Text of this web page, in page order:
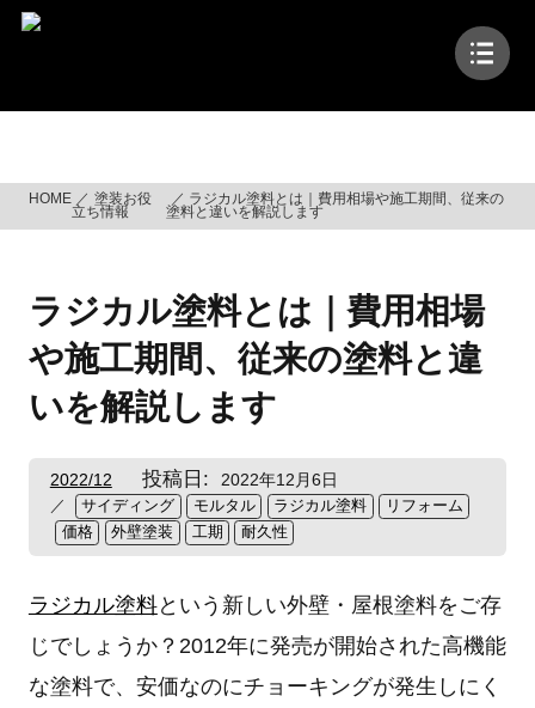
ス
ッ
HOME 塗装お役
立ち情報
ラジカル塗料とは｜費用相場や施工期間、従来の
塗料と違いを解説します
ラジカル塗料とは｜費用相場
や施工期間、従来の塗料と違
いを解説します
2022/12 投稿日: 2022年12月6日
サイディング モルタル ラジカル塗料
リフォーム
価格
外壁塗装 工期 耐久性
ラジカル塗料という新しい外壁・屋根塗料をご存
じでしょうか？2012年に発売が開始された高機能
な塗料で、安価なのにチョーキングが発生しにく